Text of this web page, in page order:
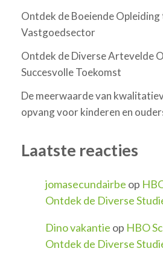
Ontdek de Boeiende
Vastgoedsector
Ontdek de Diverse Artevelde
Succesvolle Toekomst
De meerwaarde van
opvang voor kinderen en
Laatste reacties
jomasecundairbe op
Ontdek de Diverse
Dino vakantie op HBO
Ontdek de Diverse